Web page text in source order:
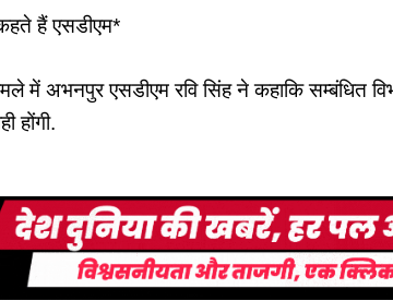
हैं एसडीएम*
में अभनपुर एसडीएम रवि सिंह ने कहाकि सम्बंधित
होंगी.